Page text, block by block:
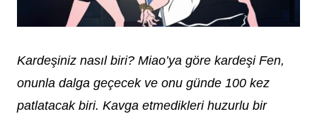
Kardeşiniz nasıl biri? Miao’ya göre kardeşi Fen,
onunla dalga geçecek ve onu günde 100 kez
patlatacak biri. Kavga etmedikleri huzurlu bir